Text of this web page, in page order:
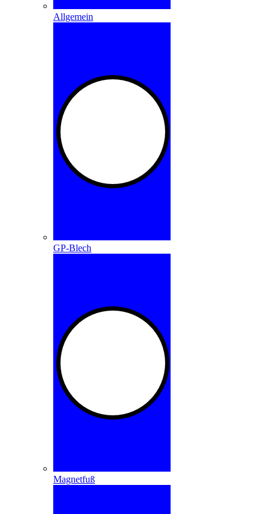
Allgemein
GP-Blech
Magnetfuß